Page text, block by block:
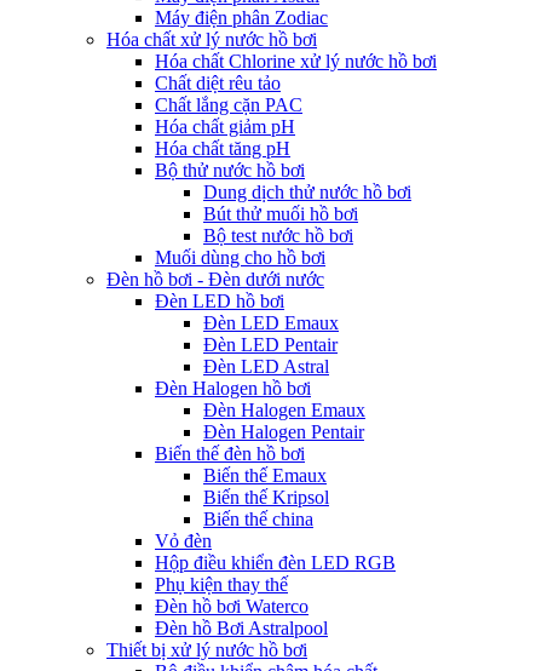
Máy điện phân Zodiac
Hóa chất xử lý nước hồ bơi
Hóa chất Chlorine xử lý nước hồ bơi
Chất diệt rêu tảo
Chất lắng cặn PAC
Hóa chất giảm pH
Hóa chất tăng pH
Bộ thử nước hồ bơi
Dung dịch thử nước hồ bơi
Bút thử muối hồ bơi
Bộ test nước hồ bơi
Muối dùng cho hồ bơi
Đèn hồ bơi - Đèn dưới nước
Đèn LED hồ bơi
Đèn LED Emaux
Đèn LED Pentair
Đèn LED Astral
Đèn Halogen hồ bơi
Đèn Halogen Emaux
Đèn Halogen Pentair
Biến thế đèn hồ bơi
Biến thế Emaux
Biến thế Kripsol
Biến thế china
Vỏ đèn
Hộp điều khiển đèn LED RGB
Phụ kiện thay thế
Đèn hồ bơi Waterco
Đèn hồ Bơi Astralpool
Thiết bị xử lý nước hồ bơi